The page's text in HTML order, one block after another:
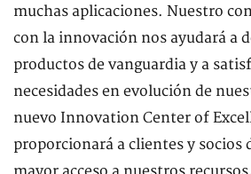
muchas aplicaciones. Nuestro
con la innovación nos ayudará a
productos de vanguardia y a
necesidades en evolución de
nuevo Innovation Center of
proporcionará a clientes y socios